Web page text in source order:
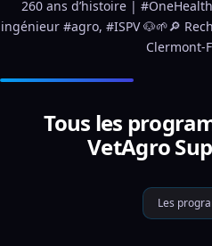
260 ans d’histoire |
ingénieur #agro, #ISPV 🐶🌱🔎
Clermont-
Tous les
VetAgro
Les